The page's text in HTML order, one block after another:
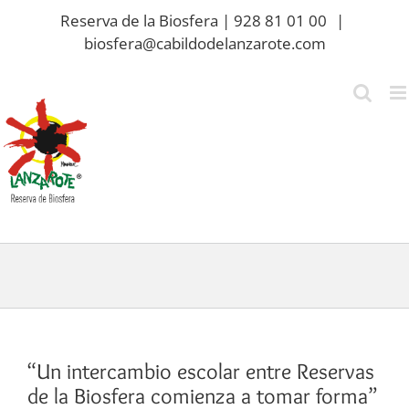
Reserva de la Biosfera | 928 81 01 00
|
biosfera@cabildodelanzarote.com
“Un intercambio escolar entre Reservas
de la Biosfera comienza a tomar forma”